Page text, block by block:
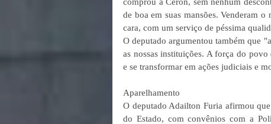
de boa em suas mansões. Venderam
cara, com um serviço de péssima
O deputado argumentou também que
as nossas instituições. A força do
e se transformar em ações judiciais e
Aparelhamento
O deputado Adailton Furia afirmou
do Estado, com convênios com a